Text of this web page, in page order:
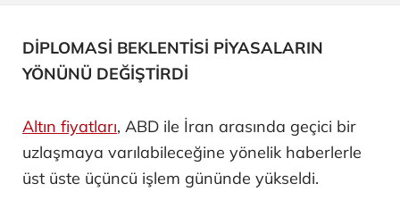
DİPLOMASİ BEKLENTİSİ PİYASALARIN
YÖNÜNÜ DEĞİŞTİRDİ
Altın fiyatları, ABD ile İran arasında geçici bir
uzlaşmaya varılabileceğine yönelik haberlerle
üst üste üçüncü işlem gününde yükseldi.